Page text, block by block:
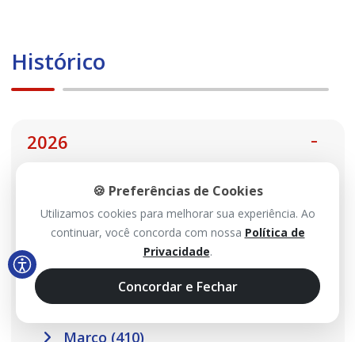
Histórico
2026
Agosto (99)
Julho (467)
Maio (517)
Abril (457)
Março (410)
🍪 Preferências de Cookies
Utilizamos cookies para melhorar sua experiência. Ao
continuar, você concorda com nossa Política de
Privacidade.
Concordar e Fechar